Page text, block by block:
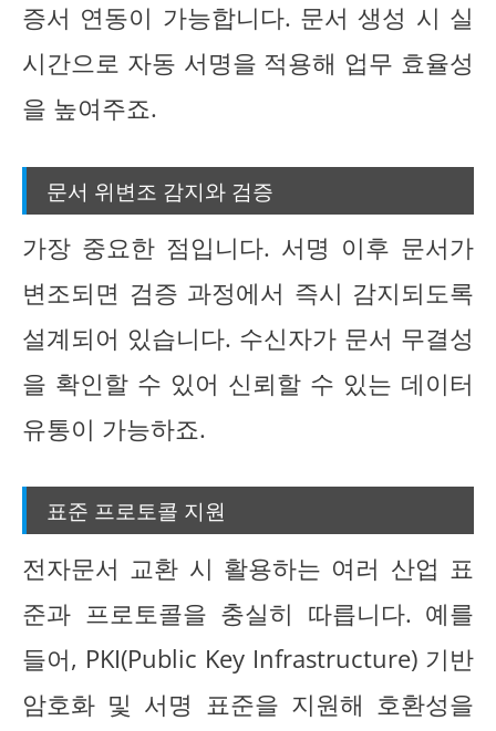
증서 연동이 가능합니다. 문서 생성 시 실
시간으로 자동 서명을 적용해 업무 효율성
을 높여주죠.
문서 위변조 감지와 검증
가장 중요한 점입니다. 서명 이후 문서가
변조되면 검증 과정에서 즉시 감지되도록
설계되어 있습니다. 수신자가 문서 무결성
을 확인할 수 있어 신뢰할 수 있는 데이터
유통이 가능하죠.
표준 프로토콜 지원
전자문서 교환 시 활용하는 여러 산업 표
준과 프로토콜을 충실히 따릅니다. 예를
들어, PKI(Public Key Infrastructure) 기반
암호화 및 서명 표준을 지원해 호환성을